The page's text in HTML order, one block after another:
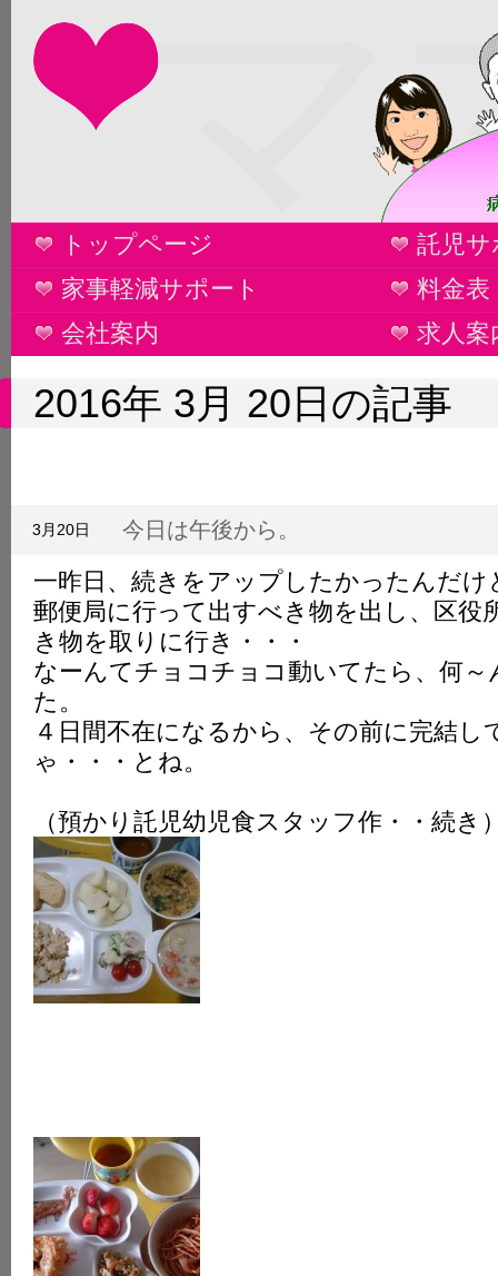
マ
トップページ
託児
家事軽減サポート
料金表
会社案内
求人案
2016年 3月 20日の記事
今日は午後から。
3月20日
一昨日、続きをアップしたかったんだけ
郵便局に行って出すべき物を出し、区役
き物を取りに行き・・・
なーんてチョコチョコ動いてたら、何～
た。
４日間不在になるから、その前に完結し
ゃ・・・とね。
（預かり託児幼児食スタッフ作・・続き